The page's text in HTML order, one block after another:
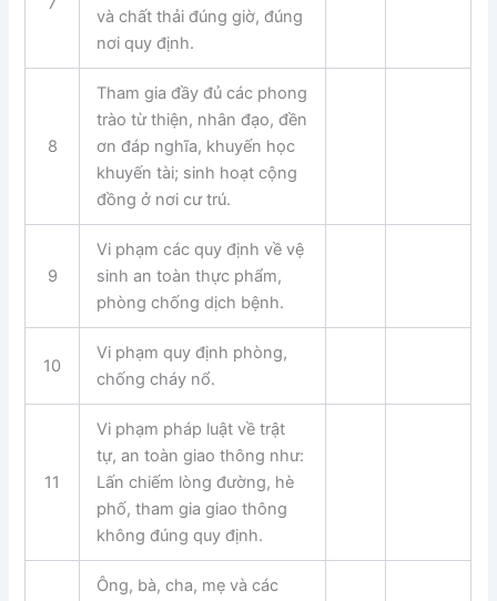
và chất thải đúng giờ, đúng
nơi quy định.
8
Tham gia đầy đủ các phong
trào từ thiện, nhân đạo, đền
ơn đáp nghĩa, khuyến học
khuyến tài; sinh hoạt cộng
đồng ở nơi cư trú.
9
Vi phạm các quy định về vệ
sinh an toàn thực phẩm,
phòng chống dịch bệnh.
10
Vi phạm quy định phòng,
chống cháy nổ.
11
Vi phạm pháp luật về trật
tự, an toàn giao thông như:
Lấn chiếm lòng đường, hè
phố, tham gia giao thông
không đúng quy định.
Ông, bà, cha, mẹ và các